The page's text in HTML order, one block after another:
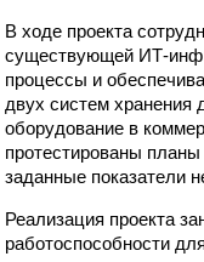
В ходе проекта
существующей ИТ-
процессы и
двух систем хранения
оборудование в
протестированы
заданные показатели
Реализация проекта
работоспособности